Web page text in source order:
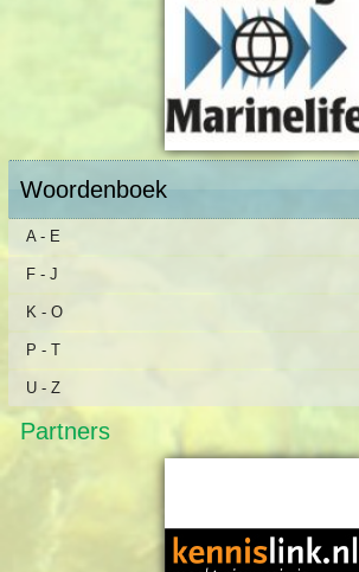
Woordenboek
A - E
F - J
K - O
P - T
U - Z
Partners